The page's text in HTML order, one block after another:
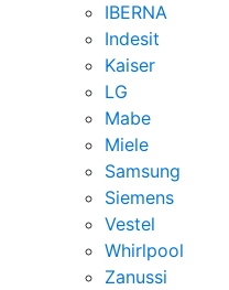
IBERNA
Indesit
Kaiser
LG
Mabe
Miele
Samsung
Siemens
Vestel
Whirlpool
Zanussi